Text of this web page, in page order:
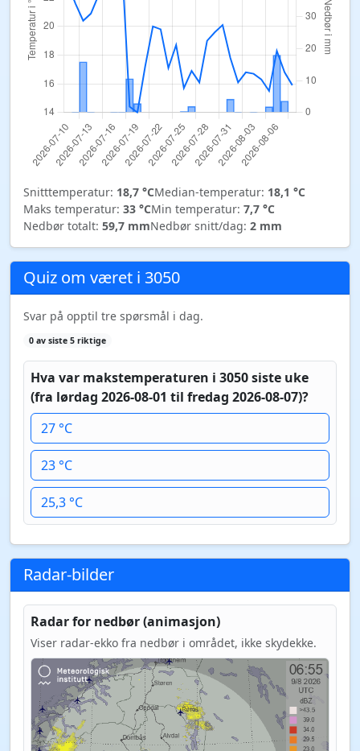
Snitttemperatur: 18,7 °CMedian-temperatur: 18,1 °C
Maks temperatur: 33 °CMin temperatur: 7,7 °C
Nedbør totalt: 59,7 mmNedbør snitt/dag: 2 mm
Quiz om været i 3050
Svar på opptil tre spørsmål i dag.
0 av siste 5 riktige
Hva var makstemperaturen i 3050 siste uke
(fra lørdag 2026-08-01 til fredag 2026-08-07)?
27 °C
23 °C
25,3 °C
Radar-bilder
Radar for nedbør (animasjon)
Viser radar-ekko fra nedbør i området, ikke skydekke.